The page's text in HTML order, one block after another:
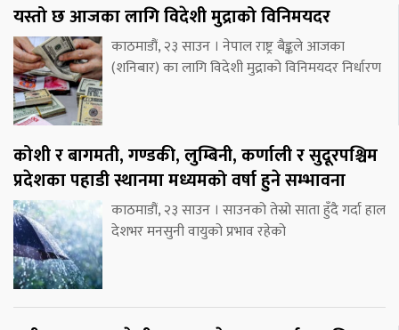
यस्तो छ आजका लागि विदेशी मुद्राको विनिमयदर
काठमाडौं, २३ साउन । नेपाल राष्ट्र बैङ्कले आजका
(शनिबार) का लागि विदेशी मुद्राको विनिमयदर निर्धारण
कोशी र बागमती, गण्डकी, लुम्बिनी, कर्णाली र सुदूरपश्चिम
प्रदेशका पहाडी स्थानमा मध्यमको वर्षा हुने सम्भावना
काठमाडौं, २३ साउन । साउनको तेस्रो साता हुँदै गर्दा हाल
देशभर मनसुनी वायुको प्रभाव रहेको